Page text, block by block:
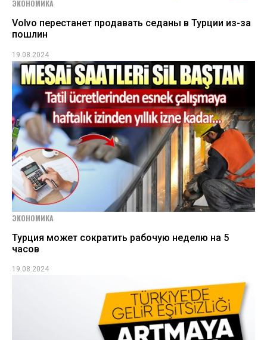
ЭКОНОМИКА
Volvo перестанет продавать седаны в Турции из-за
пошлин
19.08.2024
ЭКОНОМИКА
Турция может сократить рабочую неделю на 5
часов
19.08.2024